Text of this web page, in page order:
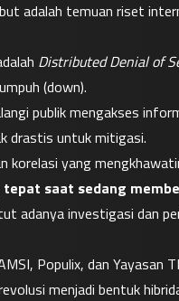
adalah temuan riset
Distributed Denial of
(down).
publik mengakses
drastis untuk mitigasi.
korelasi yang
saat sedang
adanya investigasi dan
Populix, dan Yayasan
menjadi bentuk